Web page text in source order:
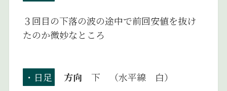
３回目の下落の波の途中で前回安値を抜け
たのか微妙なところ
・日足 方向 下 （水平線 白）